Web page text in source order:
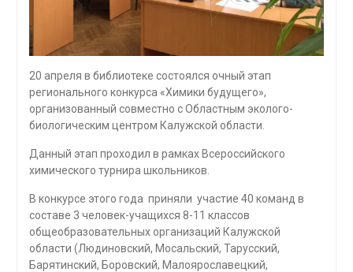
20 апреля в библиотеке состоялся очный этап
регионального конкурса «Химики будущего»,
организованный совместно с Областным эколого-
биологическим центром Калужской области.
Данный этап проходил в рамках Всероссийского
химического турнира школьников.
В конкурсе этого года приняли участие 40 команд в
составе 3 человек-учащихся 8-11 классов
общеобразовательных организаций Калужской
области (Людиновский, Мосальский, Тарусский,
Барятинский, Боровский, Малоярославецкий,